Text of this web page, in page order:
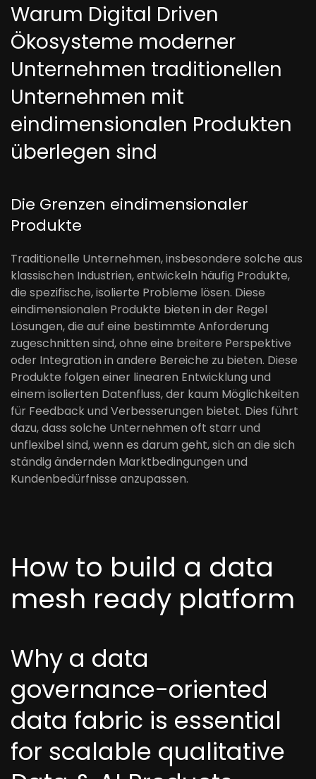
Warum Digital Driven
Ökosysteme moderner
Unternehmen traditionellen
Unternehmen mit
eindimensionalen Produkten
überlegen sind
Die Grenzen eindimensionaler
Produkte
Traditionelle Unternehmen, insbesondere solche aus
klassischen Industrien, entwickeln häufig Produkte,
die spezifische, isolierte Probleme lösen. Diese
eindimensionalen Produkte bieten in der Regel
Lösungen, die auf eine bestimmte Anforderung
zugeschnitten sind, ohne eine breitere Perspektive
oder Integration in andere Bereiche zu bieten. Diese
Produkte folgen einer linearen Entwicklung und
einem isolierten Datenfluss, der kaum Möglichkeiten
für Feedback und Verbesserungen bietet. Dies führt
dazu, dass solche Unternehmen oft starr und
unflexibel sind, wenn es darum geht, sich an die sich
ständig ändernden Marktbedingungen und
Kundenbedürfnisse anzupassen.
How to build a data
mesh ready platform
Why a data
governance-oriented
data fabric is essential
for scalable qualitative